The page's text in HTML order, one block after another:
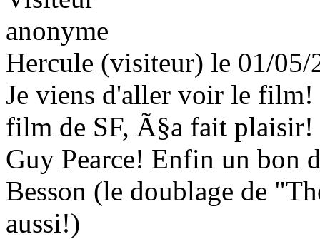
Hercule (visiteur) le 01/05/
Je viens d'aller voir le
film de SF, Ã§a fait
Guy Pearce! Enfin un bon
Besson (le doublage de
aussi!)